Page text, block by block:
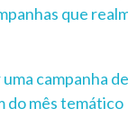
que
campanha
do mês temático